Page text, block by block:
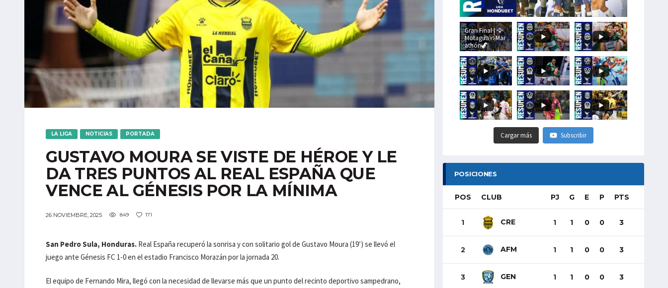
LA LIGA NOTICIAS PORTADA
GUSTAVO MOURA SE VISTE DE HÉROE Y LE
DA TRES PUNTOS AL REAL ESPAÑA QUE
VENCE AL GÉNESIS POR LA MÍNIMA
26 NOVIEMBRE, 2025 849 171
San Pedro Sula, Honduras. Real España recuperó la sonrisa y con solitario gol de Gustavo Moura (19′) se llevó el
juego ante Génesis FC 1-0 en el estadio Francisco Morazán por la jornada 20.
El equipo de Fernando Mira, llegó con la necesidad de llevarse más que un punto del recinto deportivo sampedrano,
Gran Final | 🦅
Motagua🆚Mar
athón🦖
#LigaHondubet
Cargar más Subscribir
POSICIONES
POS CLUB PJ G E P PTS
1 CRE 1 1 0 0 3
2 AFM 1 1 0 0 3
3 GEN 1 1 0 0 3